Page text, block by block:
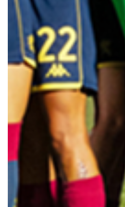
Robe di Kappa x Genoa
Vintage Collection
Red&Blue Voices
Accessori
Party
Outlet